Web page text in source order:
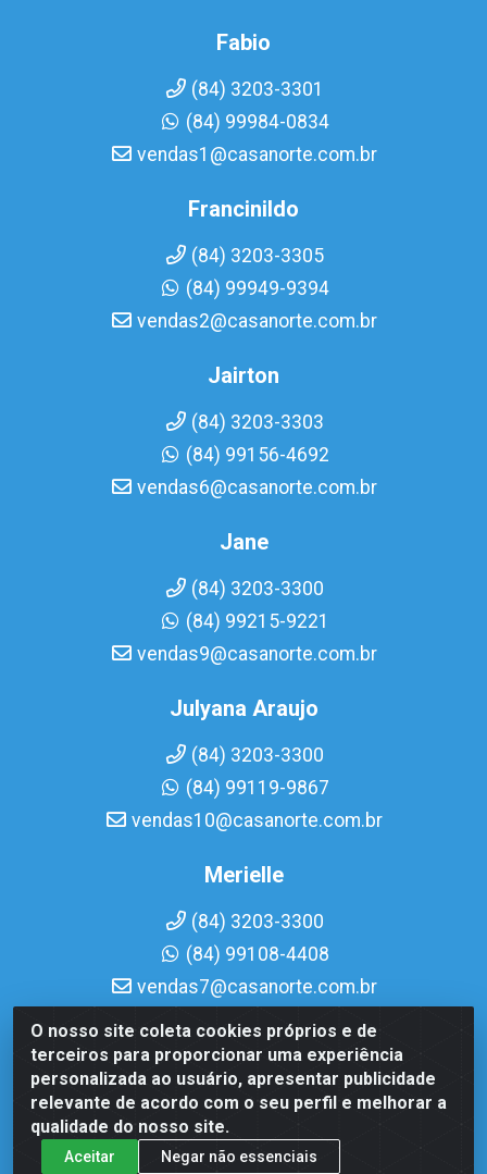
O nosso site coleta cookies próprios e de
terceiros para proporcionar uma experiência
personalizada ao usuário, apresentar publicidade
relevante de acordo com o seu perfil e melhorar a
qualidade do nosso site.
Aceitar Negar não essenciais
Fabio
(84) 3203-3301
(84) 99984-0834
vendas1@casanorte.com.br
Francinildo
(84) 3203-3305
(84) 99949-9394
vendas2@casanorte.com.br
Jairton
(84) 3203-3303
(84) 99156-4692
vendas6@casanorte.com.br
Jane
(84) 3203-3300
(84) 99215-9221
vendas9@casanorte.com.br
Julyana Araujo
(84) 3203-3300
(84) 99119-9867
vendas10@casanorte.com.br
Merielle
(84) 3203-3300
(84) 99108-4408
vendas7@casanorte.com.br
Casa Norte LTDA - Av. Interventor Mário Câmara, 1815 - Dix-
Sept Rosado, Natal/RN - CEP 59054-600 - CNPJ
08.713.513/0001-51